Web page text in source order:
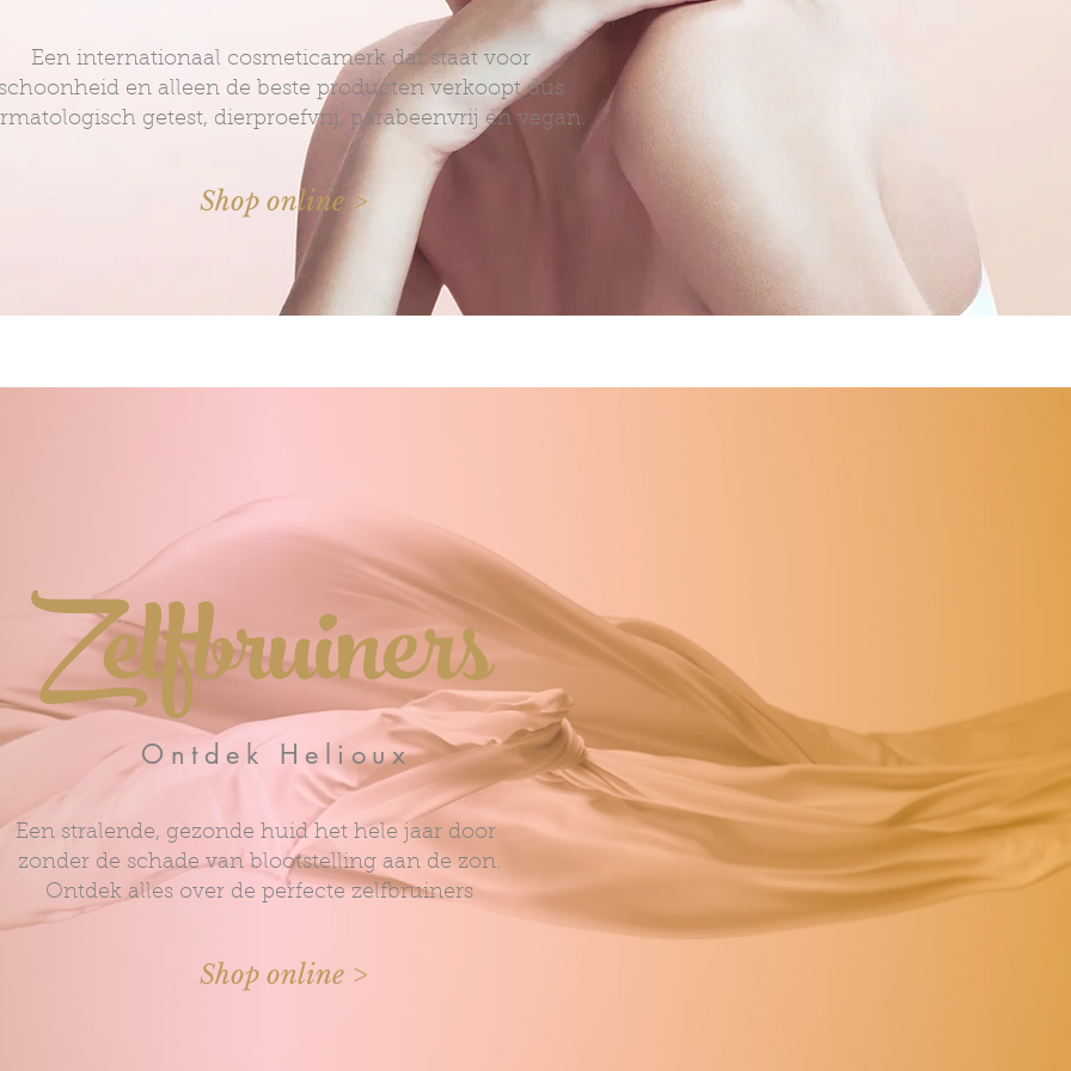
Een internationaal cosmeticamerk dat staat voor
en alleen de beste producten verkoopt dus
getest, dierproefvrij, parabeenvrij én vegan.
Shop online >
Zelfbruiners
Ontdek Helioux
Een stralende, gezonde huid het hele jaar door
zonder de schade van blootstelling aan de zon.
Ontdek alles over de perfecte zelfbruiners
Shop online >